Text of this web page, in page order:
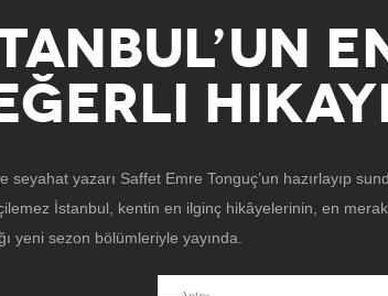
seyahat yazarı Saffet Emre Tonguç’un hazırlayıp
İstanbul, kentin en ilginç hikâyelerinin, en
yeni sezon bölümleriyle yayında.